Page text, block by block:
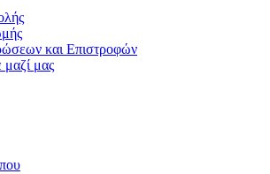
και Επιστροφών
μαζί μας